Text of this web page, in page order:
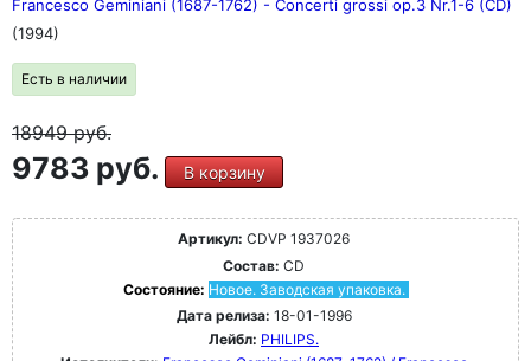
Francesco Geminiani (1687-1762) - Concerti grossi op.3 Nr.1-6 (CD)
(1994)
Есть в наличии
18949руб.
9783 руб. В корзину
Артикул: CDVP 1937026
Состав: CD
Состояние: Новое. Заводская упаковка.
Дата релиза: 18-01-1996
Лейбл: PHILIPS.